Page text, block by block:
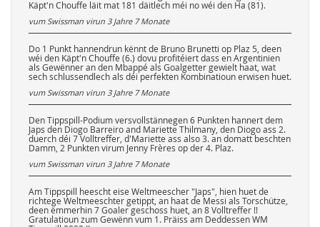
Käpt'n Chouffe läit mat 181 däitlech méi no wéi den Ha (81).
vum Swissman virun 3 Jahre 7 Monate
Do 1 Punkt hannendrun kënnt de Bruno Brunetti op Plaz 5, deen
wéi den Käpt'n Chouffe (6.) dovu profitéiert dass en Argentinien
als Gewënner an den Mbappé als Goalgetter gewielt haat, wat
sech schlussendlech als déi perfekten Kombinatioun erwisen huet.
vum Swissman virun 3 Jahre 7 Monate
Den Tippspill-Podium versvollstännegen 6 Punkten hannert dem
Japs den Diogo Barreiro and Mariette Thilmany, den Diogo ass 2.
duerch déi 7 Volltreffer, d'Mariette ass also 3. an domatt beschten
Damm, 2 Punkten virum Jenny Frères op der 4. Plaz.
vum Swissman virun 3 Jahre 7 Monate
Am Tippspill heescht eise Weltmeescher "Japs", hien huet de
richtege Weltmeeschter getippt, an haat de Messi als Torschütze,
deen ëmmerhin 7 Goaler geschoss huet, an 8 Volltreffer !!
Gratulatioun zum Gewënn vum 1. Präiss am Deddessen WM